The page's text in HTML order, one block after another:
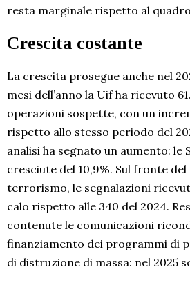
resta marginale rispetto al
Crescita costante
La crescita prosegue anche nel
mesi dell’anno la Uif ha ricevuto
operazioni sospette, con un
rispetto allo stesso periodo del
analisi ha segnato un aumento: le
cresciute del 10,9%. Sul fronte
terrorismo, le segnalazioni
calo rispetto alle 340 del 2024.
contenute le comunicazioni
finanziamento dei programmi di
di distruzione di massa: nel 2025